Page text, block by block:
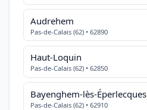
Audrehem
Pas-de-Calais (62) • 62890
Haut-Loquin
Pas-de-Calais (62) • 62850
Bayenghem-lès-Éperlecques
Pas-de-Calais (62) • 62910